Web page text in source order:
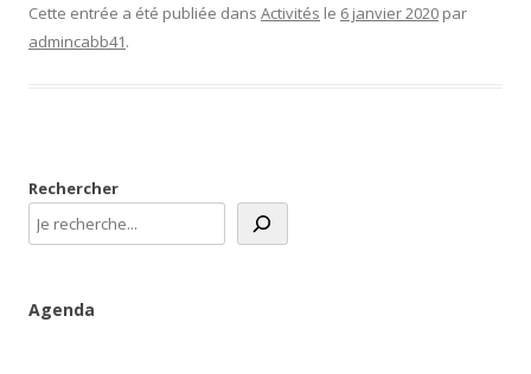
Cette entrée a été publiée dans Activités le 6 janvier 2020 par
admincabb41.
Rechercher
Agenda